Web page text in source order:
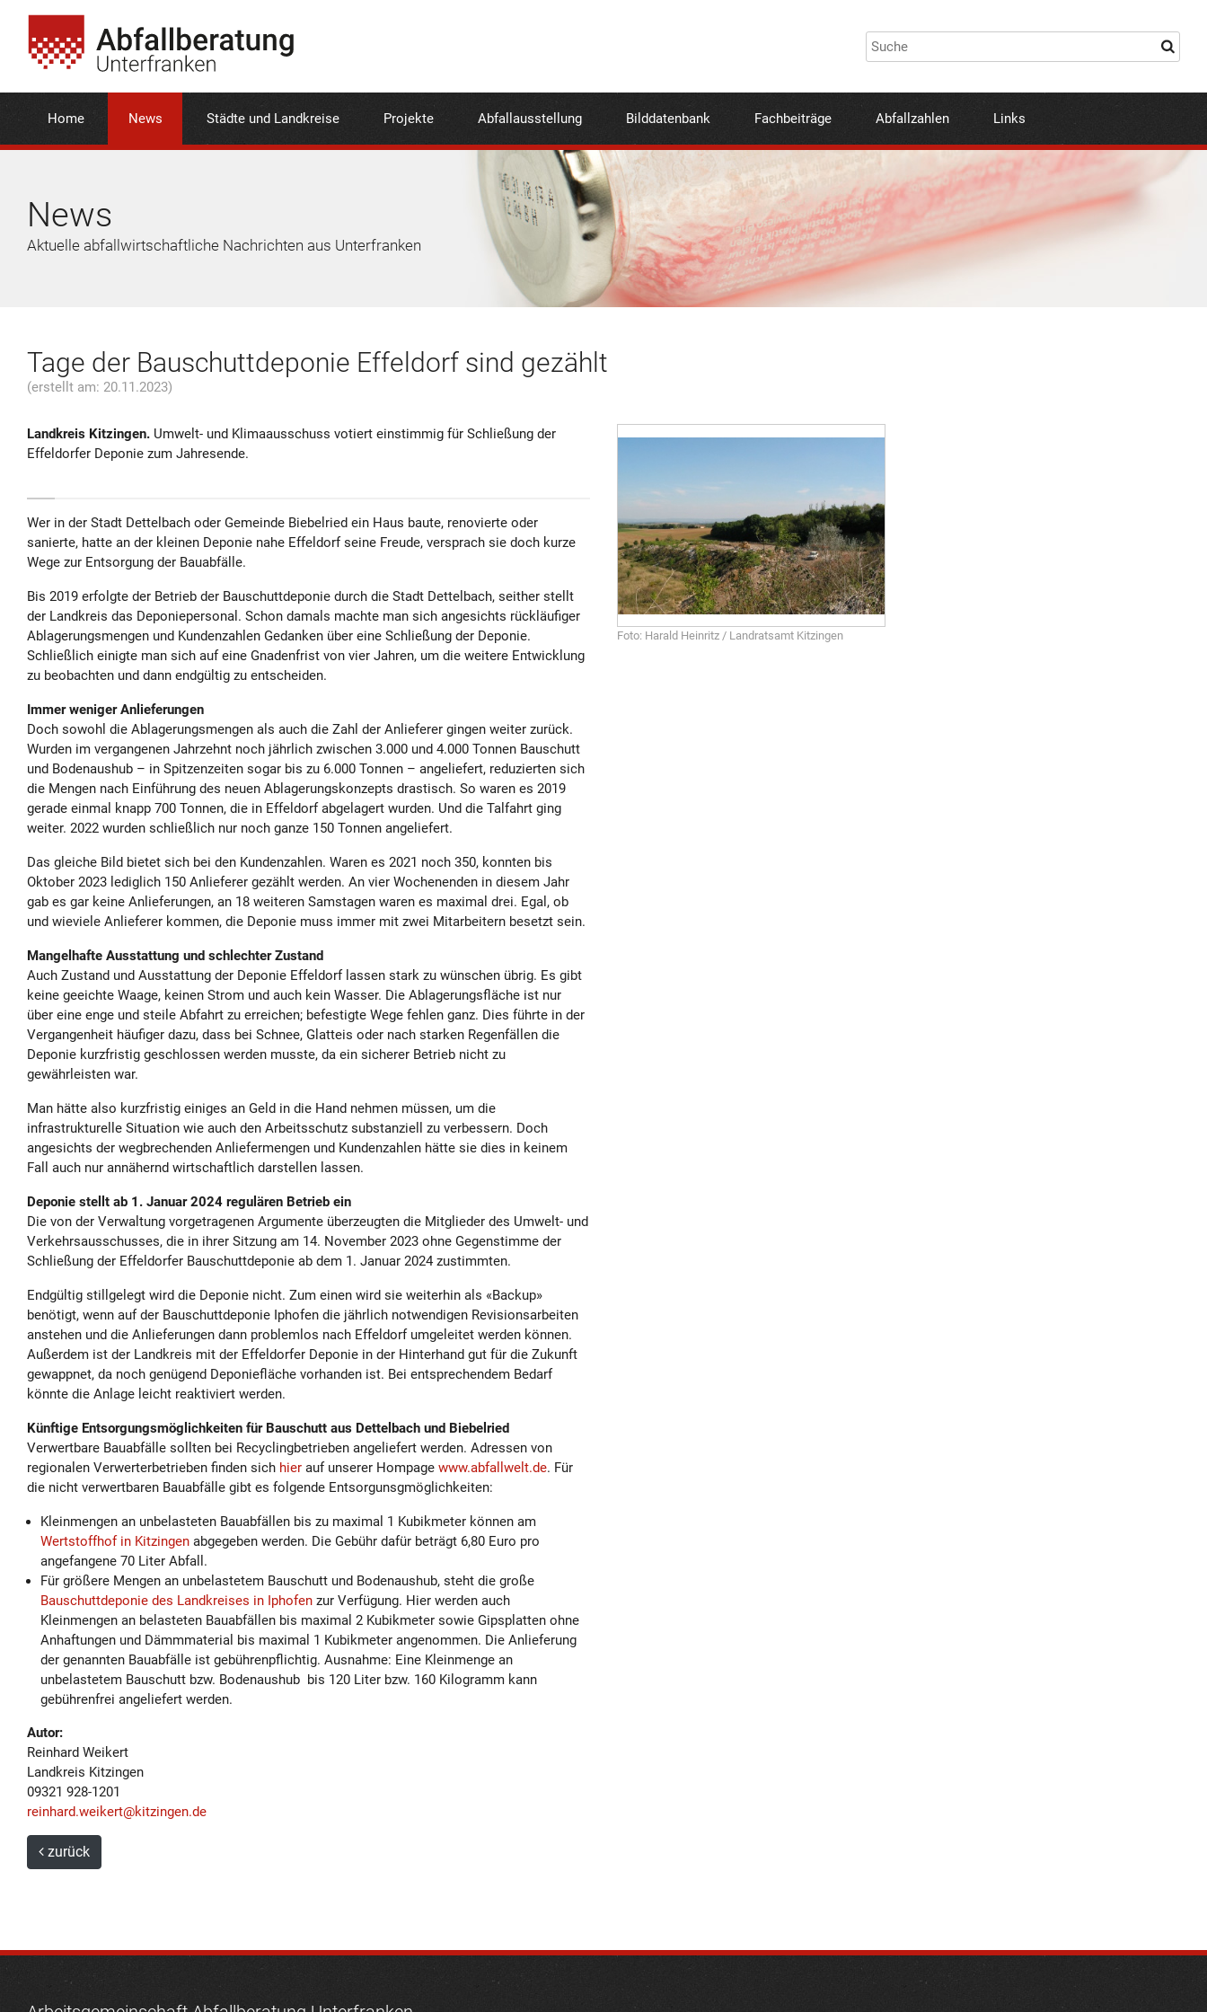
Home News Städte und Landkreise Projekte Abfallausstellung Bilddatenbank Fachbeiträge Abfallzahlen Links
News
Aktuelle abfallwirtschaftliche Nachrichten aus Unterfranken
Tage der Bauschuttdeponie Effeldorf sind gezählt
(erstellt am: 20.11.2023)
Landkreis Kitzingen. Umwelt- und Klimaausschuss votiert einstimmig für Schließung der
Effeldorfer Deponie zum Jahresende.
Wer in der Stadt Dettelbach oder Gemeinde Biebelried ein Haus baute, renovierte oder
sanierte, hatte an der kleinen Deponie nahe Effeldorf seine Freude, versprach sie doch kurze
Wege zur Entsorgung der Bauabfälle.
Bis 2019 erfolgte der Betrieb der Bauschuttdeponie durch die Stadt Dettelbach, seither stellt
der Landkreis das Deponiepersonal. Schon damals machte man sich angesichts rückläufiger
Ablagerungsmengen und Kundenzahlen Gedanken über eine Schließung der Deponie.
Schließlich einigte man sich auf eine Gnadenfrist von vier Jahren, um die weitere Entwicklung
zu beobachten und dann endgültig zu entscheiden.
Immer weniger Anlieferungen
Doch sowohl die Ablagerungsmengen als auch die Zahl der Anlieferer gingen weiter zurück.
Wurden im vergangenen Jahrzehnt noch jährlich zwischen 3.000 und 4.000 Tonnen Bauschutt
und Bodenaushub – in Spitzenzeiten sogar bis zu 6.000 Tonnen – angeliefert, reduzierten sich
die Mengen nach Einführung des neuen Ablagerungskonzepts drastisch. So waren es 2019
gerade einmal knapp 700 Tonnen, die in Effeldorf abgelagert wurden. Und die Talfahrt ging
weiter. 2022 wurden schließlich nur noch ganze 150 Tonnen angeliefert.
Das gleiche Bild bietet sich bei den Kundenzahlen. Waren es 2021 noch 350, konnten bis
Oktober 2023 lediglich 150 Anlieferer gezählt werden. An vier Wochenenden in diesem Jahr
gab es gar keine Anlieferungen, an 18 weiteren Samstagen waren es maximal drei. Egal, ob
und wieviele Anlieferer kommen, die Deponie muss immer mit zwei Mitarbeitern besetzt sein.
Mangelhafte Ausstattung und schlechter Zustand
Auch Zustand und Ausstattung der Deponie Effeldorf lassen stark zu wünschen übrig. Es gibt
keine geeichte Waage, keinen Strom und auch kein Wasser. Die Ablagerungsfläche ist nur
über eine enge und steile Abfahrt zu erreichen; befestigte Wege fehlen ganz. Dies führte in der
Vergangenheit häufiger dazu, dass bei Schnee, Glatteis oder nach starken Regenfällen die
Deponie kurzfristig geschlossen werden musste, da ein sicherer Betrieb nicht zu
gewährleisten war.
Man hätte also kurzfristig einiges an Geld in die Hand nehmen müssen, um die
infrastrukturelle Situation wie auch den Arbeitsschutz substanziell zu verbessern. Doch
angesichts der wegbrechenden Anliefermengen und Kundenzahlen hätte sie dies in keinem
Fall auch nur annähernd wirtschaftlich darstellen lassen.
Deponie stellt ab 1. Januar 2024 regulären Betrieb ein
Die von der Verwaltung vorgetragenen Argumente überzeugten die Mitglieder des Umwelt- und
Verkehrsausschusses, die in ihrer Sitzung am 14. November 2023 ohne Gegenstimme der
Schließung der Effeldorfer Bauschuttdeponie ab dem 1. Januar 2024 zustimmten.
Endgültig stillgelegt wird die Deponie nicht. Zum einen wird sie weiterhin als «Backup»
benötigt, wenn auf der Bauschuttdeponie Iphofen die jährlich notwendigen Revisionsarbeiten
anstehen und die Anlieferungen dann problemlos nach Effeldorf umgeleitet werden können.
Außerdem ist der Landkreis mit der Effeldorfer Deponie in der Hinterhand gut für die Zukunft
gewappnet, da noch genügend Deponiefläche vorhanden ist. Bei entsprechendem Bedarf
könnte die Anlage leicht reaktiviert werden.
Künftige Entsorgungsmöglichkeiten für Bauschutt aus Dettelbach und Biebelried
Verwertbare Bauabfälle sollten bei Recyclingbetrieben angeliefert werden. Adressen von
regionalen Verwerterbetrieben finden sich hier auf unserer Hompage www.abfallwelt.de. Für
die nicht verwertbaren Bauabfälle gibt es folgende Entsorgunsgmöglichkeiten:
Kleinmengen an unbelasteten Bauabfällen bis zu maximal 1 Kubikmeter können am
Wertstoffhof in Kitzingen abgegeben werden. Die Gebühr dafür beträgt 6,80 Euro pro
angefangene 70 Liter Abfall.
Für größere Mengen an unbelastetem Bauschutt und Bodenaushub, steht die große
Bauschuttdeponie des Landkreises in Iphofen zur Verfügung. Hier werden auch
Kleinmengen an belasteten Bauabfällen bis maximal 2 Kubikmeter sowie Gipsplatten ohne
Anhaftungen und Dämmmaterial bis maximal 1 Kubikmeter angenommen. Die Anlieferung
der genannten Bauabfälle ist gebührenpflichtig. Ausnahme: Eine Kleinmenge an
unbelastetem Bauschutt bzw. Bodenaushub bis 120 Liter bzw. 160 Kilogramm kann
gebührenfrei angeliefert werden.
Autor:
Reinhard Weikert
Landkreis Kitzingen
09321 928-1201
reinhard.weikert@kitzingen.de
Foto: Harald Heinritz / Landratsamt Kitzingen
zurück